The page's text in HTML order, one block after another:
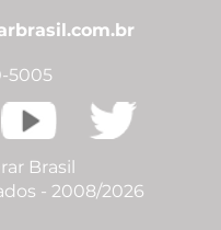
5005
Brasil
- 2008/2026